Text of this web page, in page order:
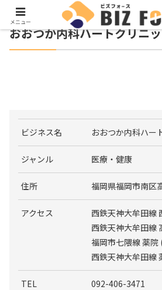
おおつか内科ハートクリニ
ビジネス名 おおつか内科ハー
ジャンル 医療・健康
住所 福岡県福岡市南区
アクセス
西鉄天神大牟田線
西鉄天神大牟田線
福岡市七隈線 薬
西鉄天神大牟田線
TEL 092-406-3471
メニュー